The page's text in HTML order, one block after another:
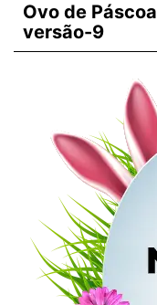
Ovo de Páscoa
versão-9